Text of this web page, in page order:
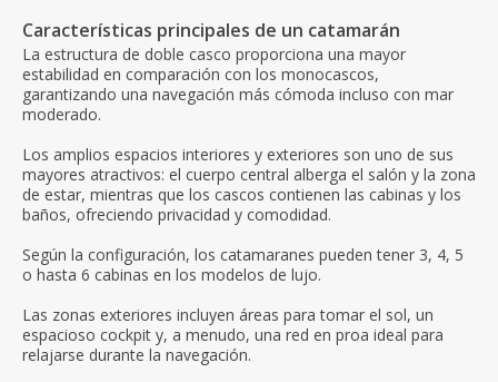
Características principales de un catamarán
La estructura de doble casco proporciona una mayor
estabilidad en comparación con los monocascos,
garantizando una navegación más cómoda incluso con mar
moderado.
Los amplios espacios interiores y exteriores son uno de sus
mayores atractivos: el cuerpo central alberga el salón y la zona
de estar, mientras que los cascos contienen las cabinas y los
baños, ofreciendo privacidad y comodidad.
Según la configuración, los catamaranes pueden tener 3, 4, 5
o hasta 6 cabinas en los modelos de lujo.
Las zonas exteriores incluyen áreas para tomar el sol, un
espacioso cockpit y, a menudo, una red en proa ideal para
relajarse durante la navegación.